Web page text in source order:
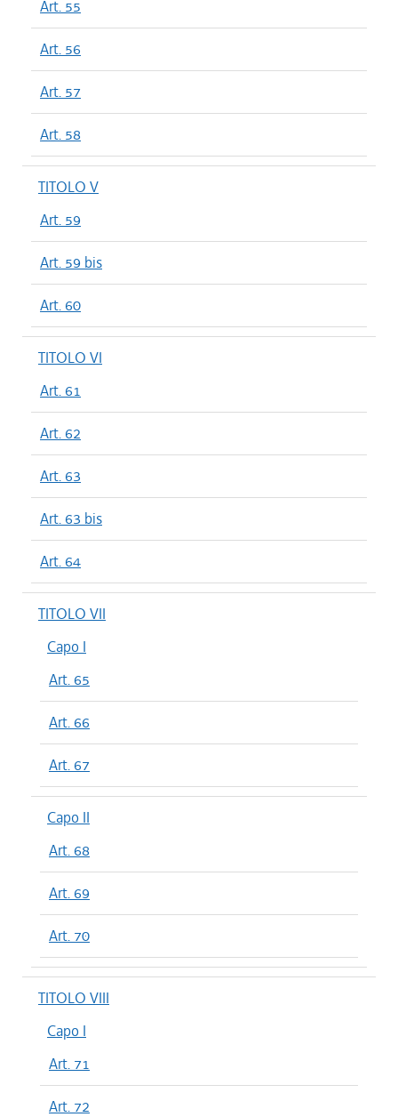
Art. 55
Art. 56
Art. 57
Art. 58
TITOLO V
Art. 59
Art. 59 bis
Art. 60
TITOLO VI
Art. 61
Art. 62
Art. 63
Art. 63 bis
Art. 64
TITOLO VII
Capo I
Art. 65
Art. 66
Art. 67
Capo II
Art. 68
Art. 69
Art. 70
TITOLO VIII
Capo I
Art. 71
Art. 72